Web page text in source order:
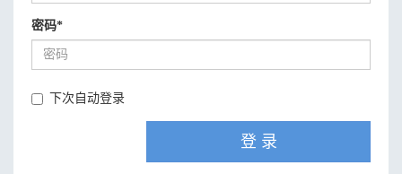
密码*
下次自动登录
登 录